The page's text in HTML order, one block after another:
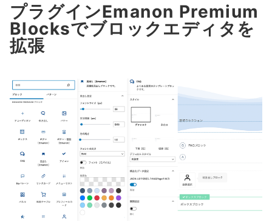
プラグインEmanon Premium
Blocksでブロックエディタを
拡張